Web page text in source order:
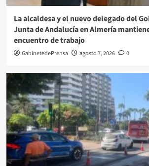
La alcaldesa y el nuevo delegado del
Junta de Andalucía en Almería
encuentro de trabajo
GabinetedePrensa agosto 7, 2026 0